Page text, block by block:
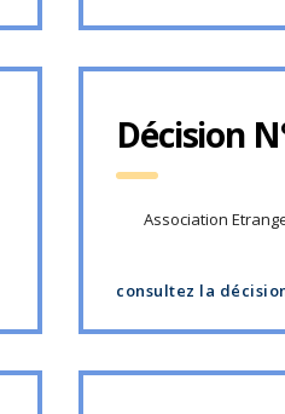
Décision
Association
consultez la